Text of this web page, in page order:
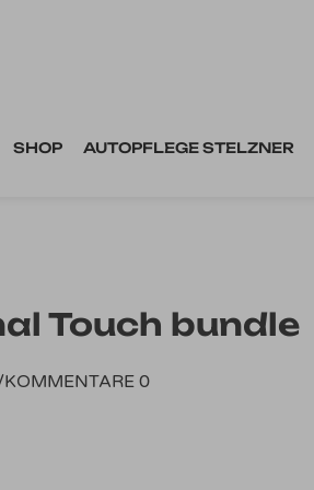
SHOP AUTOPFLEGE STELZNER
Touch bundle
KOMMENTARE 0